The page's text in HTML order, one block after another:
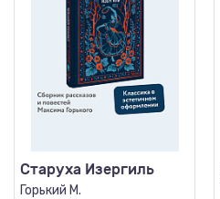
Старуха Изергиль
Горький М.